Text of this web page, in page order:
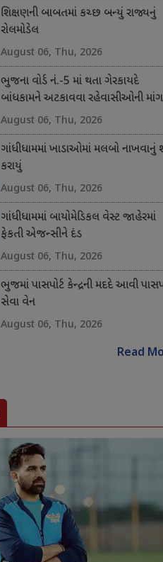
શિક્ષણની બાબતમાં કચ્છ બન્યું રાજ્યનું
રોલમોડેલ
August 06, Thu, 2026
ભુજના વોર્ડ નં.-5 માં થતા ગેરકાયદે
બાંધકામને અટકાવવા રહેવાસીઓની માંગ
August 06, Thu, 2026
ગાંધીધામમાં ખાડાઓમાં મલબો નાખવાનું
કરાયું
August 06, Thu, 2026
ગાંધીધામમાં બાયોમેડિકલ વેસ્ટ જાહેરમાં
ફેકતી એજન્સીને દંડ
August 06, Thu, 2026
ભુજમાં પાસપોર્ટ કેન્દ્રની મદદે આવી
સેવા વેન
August 06, Thu, 2026
Read